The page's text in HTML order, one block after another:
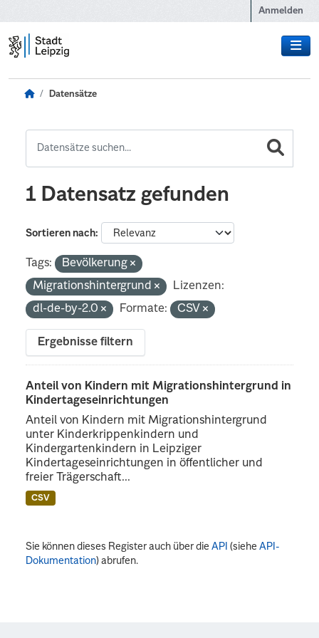
Anmelden
Datensätze
1 Datensatz gefunden
Sortieren nach
Tags:
Bevölkerung
Migrationshintergrund
Lizenzen:
dl-de-by-2.0
Formate: CSV
Ergebnisse filtern
Anteil von Kindern mit Migrationshintergrund in
Kindertageseinrichtungen
Anteil von Kindern mit Migrationshintergrund
unter Kinderkrippenkindern und
Kindergartenkindern in Leipziger
Kindertageseinrichtungen in öffentlicher und
freier Trägerschaft...
CSV
Sie können dieses Register auch über dieAPI (sieheAPI-
Dokumentation) abrufen.